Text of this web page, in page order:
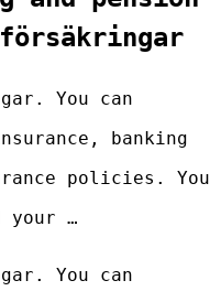
You can
banking
policies. You
your …
You can